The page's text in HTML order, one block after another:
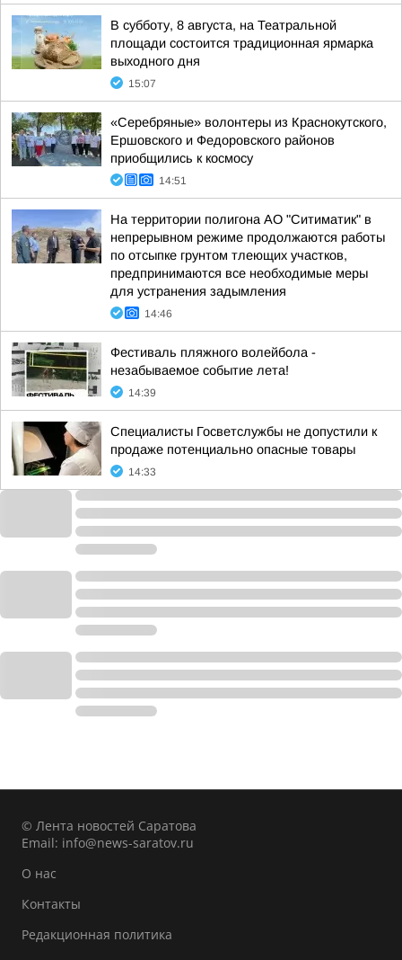
В субботу, 8 августа, на Театральной
площади состоится традиционная ярмарка
выходного дня
15:07
«Серебряные» волонтеры из Краснокутского,
Ершовского и Федоровского районов
приобщились к космосу
14:51
На территории полигона АО "Ситиматик" в
непрерывном режиме продолжаются работы
по отсыпке грунтом тлеющих участков,
предпринимаются все необходимые меры
для устранения задымления
14:46
Фестиваль пляжного волейбола -
незабываемое событие лета!
14:39
Специалисты Госветслужбы не допустили к
продаже потенциально опасные товары
14:33
© Лента новостей Саратова
Email: info@news-saratov.ru
О нас
Контакты
Редакционная политика